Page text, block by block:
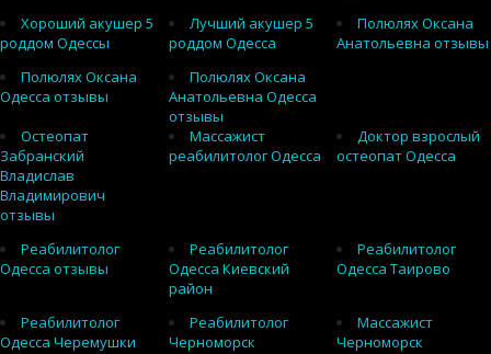
Хороший акушер 5
роддом Одессы
Лучший акушер 5
роддом Одесса
Полюлях Оксана
Анатольевна отзывы
Полюлях Оксана
Одесса отзывы
Полюлях Оксана
Анатольевна Одесса
отзывы
Остеопат
Забранский
Владислав
Владимирович
отзывы
Массажист
реабилитолог Одесса
Доктор взрослый
остеопат Одесса
Реабилитолог
Одесса отзывы
Реабилитолог
Одесса Киевский
район
Реабилитолог
Одесса Таирово
Реабилитолог
Одесса Черемушки
Реабилитолог
Черноморск
Массажист
Черноморск